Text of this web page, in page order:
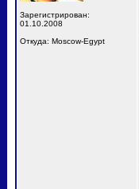
Зарегистрирован:
01.10.2008
Откуда: Moscow-Egypt